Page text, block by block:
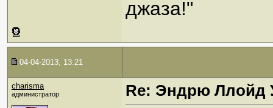
джаза!"
04-04-2013, 13:21
charisma
администратор Re: Эндрю Ллойд